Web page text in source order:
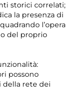
storici correlati;
la presenza di
l’opera
del proprio
possono
della rete dei